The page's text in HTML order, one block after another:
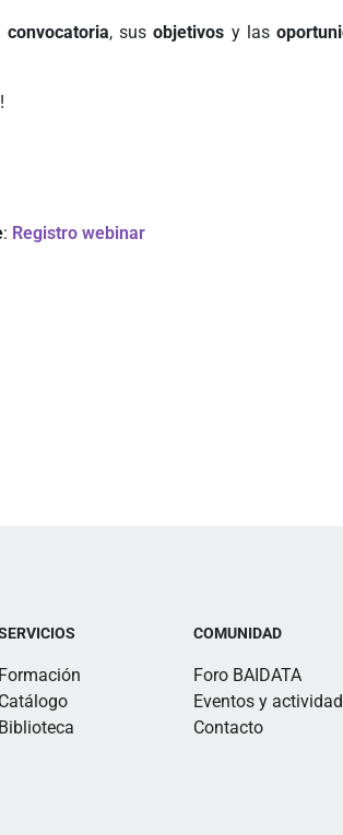
, susobjetivos y las
: Registro webinar
Formación
Catálogo
Biblioteca
COMUNIDAD
Foro BAIDATA
Eventos y
Contacto